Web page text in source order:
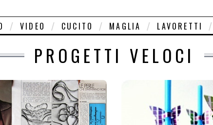
VIDEO CUCITO MAGLIA LAVORETTI
PROGETTI VELOCI